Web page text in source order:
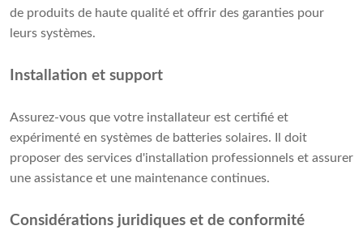
de produits de haute qualité et offrir des garanties pour
leurs systèmes.
Installation et support
Assurez-vous que votre installateur est certifié et
expérimenté en systèmes de batteries solaires. Il doit
proposer des services d'installation professionnels et assurer
une assistance et une maintenance continues.
Considérations juridiques et de conformité